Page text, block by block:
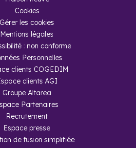
Cookies
Gérer les cookies
Mentions légales
: non conforme
Personnelles
clients COGEDIM
clients AGI
Groupe Altarea
Partenaires
Recrutement
Espace presse
de fusion simplifiée